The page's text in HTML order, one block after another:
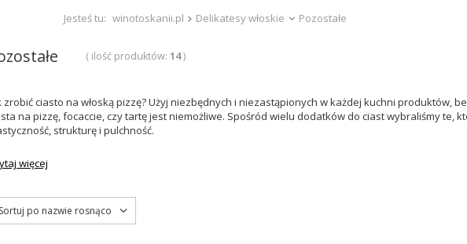
Jesteś tu: winotoskanii.pl Delikatesy włoskie Pozostałe
( ilość produktów: 14)
zrobić ciasto na włoską pizzę? Użyj niezbędnych i niezastąpionych w każdej kuchni produktów,
na pizzę, focaccie, czy tartę jest niemożliwe. Spośród wielu dodatków do ciast wybraliśmy te,
strukturę i pulchność.
więcej
Sortuj po nazwie rosnąco